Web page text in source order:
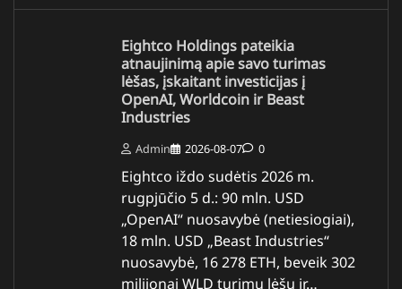
Eightco Holdings pateikia
atnaujinimą apie savo turimas
lėšas, įskaitant investicijas į
OpenAI, Worldcoin ir Beast
Industries
Admin 2026-08-07 0
Eightco iždo sudėtis 2026 m.
rugpjūčio 5 d.: 90 mln. USD
„OpenAI“ nuosavybė (netiesiogiai),
18 mln. USD „Beast Industries“
nuosavybė, 16 278 ETH, beveik 302
milijonai WLD turimų lėšų ir…